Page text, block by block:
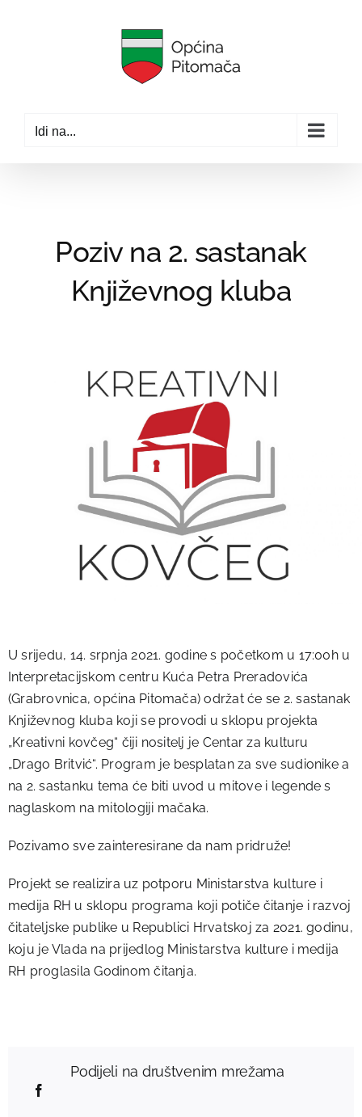
Idi na...
Poziv na 2. sastanak
Književnog kluba
U srijedu, 14. srpnja 2021. godine s početkom u 17:00h u
Interpretacijskom centru Kuća Petra Preradovića
(Grabrovnica, općina Pitomača) održat će se 2. sastanak
Književnog kluba koji se provodi u sklopu projekta
„Kreativni kovčeg“ čiji nositelj je Centar za kulturu
„Drago Britvić“. Program je besplatan za sve sudionike a
na 2. sastanku tema će biti uvod u mitove i legende s
naglaskom na mitologiji mačaka.
Pozivamo sve zainteresirane da nam pridruže!
Projekt se realizira uz potporu Ministarstva kulture i
medija RH u sklopu programa koji potiče čitanje i razvoj
čitateljske publike u Republici Hrvatskoj za 2021. godinu,
koju je Vlada na prijedlog Ministarstva kulture i medija
RH proglasila Godinom čitanja.
Podijeli na društvenim mrežama